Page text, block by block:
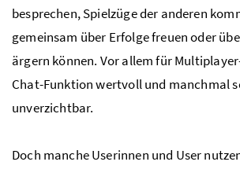
besprechen, Spielzüge der anderen
gemeinsam über Erfolge freuen oder
ärgern können. Vor allem für
Chat-Funktion wertvoll und manchmal
unverzichtbar.
Doch manche Userinnen und User